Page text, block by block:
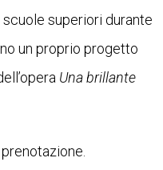
superiori durante
un proprio progetto
Una brillante